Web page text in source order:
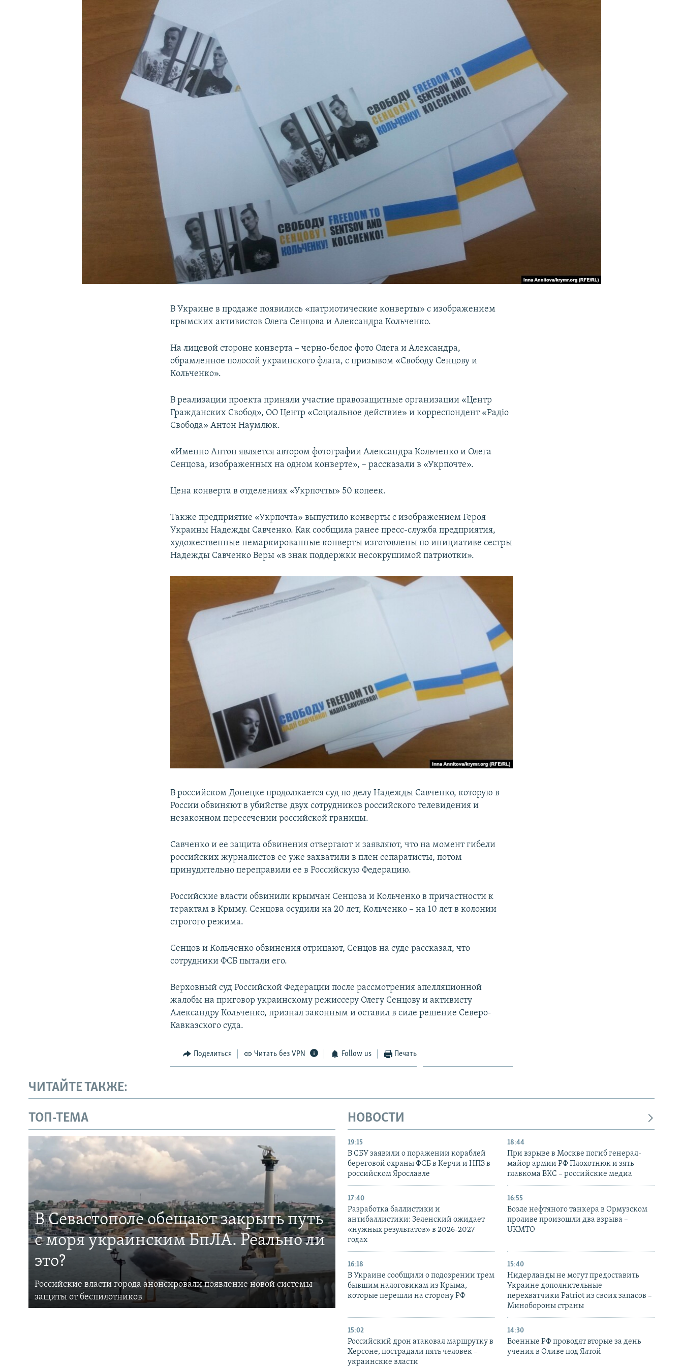
В Украине в продаже появились «патриотические конверты» с изображением
крымских активистов Олега Сенцова и Александра Кольченко.
На лицевой стороне конверта – черно-белое фото Олега и Александра,
обрамленное полосой украинского флага, с призывом «Свободу Сенцову и
Кольченко».
В реализации проекта приняли участие правозащитные организации «Центр
Гражданских Свобод», ОО Центр «Социальное действие» и корреспондент «Радіо
Свобода» Антон Наумлюк.
«Именно Антон является автором фотографии Александра Кольченко и Олега
Сенцова, изображенных на одном конверте», – рассказали в «Укрпочте».
Цена конверта в отделениях «Укрпочты» 50 копеек.
Также предприятие «Укрпочта» выпустило конверты с изображением Героя
Украины Надежды Савченко. Как сообщила ранее пресс-служба предприятия,
художественные немаркированные конверты изготовлены по инициативе сестры
Надежды Савченко Веры «в знак поддержки несокрушимой патриотки».
В российском Донецке продолжается суд по делу Надежды Савченко, которую в
России обвиняют в убийстве двух сотрудников российского телевидения и
незаконном пересечении российской границы.
Савченко и ее защита обвинения отвергают и заявляют, что на момент гибели
российских журналистов ее уже захватили в плен сепаратисты, потом
принудительно переправили ее в Российскую Федерацию.
Российские власти обвинили крымчан Сенцова и Кольченко в причастности к
терактам в Крыму. Сенцова осудили на 20 лет, Кольченко – на 10 лет в колонии
строгого режима.
Сенцов и Кольченко обвинения отрицают, Сенцов на суде рассказал, что
сотрудники ФСБ пытали его.
Верховный суд Российской Федерации после рассмотрения апелляционной
жалобы на приговор украинскому режиссеру Олегу Сенцову и активисту
Александру Кольченко, признал законным и оставил в силе решение Северо-
Кавказского суда.
Поделиться Читать без VPN Follow us Печать
ЧИТАЙТЕ ТАКЖЕ:
ТОП-ТЕМА
В Севастополе обещают закрыть путь
с моря украинским БпЛА. Реально ли
это?
Российские власти города анонсировали появление новой системы
защиты от беспилотников
НОВОСТИ
19:15
В СБУ заявили о поражении кораблей
береговой охраны ФСБ в Керчи и НПЗ в
российском Ярославле
18:44
При взрыве в Москве погиб генерал-
майор армии РФ Плохотнюк и зять
главкома ВКС – российские медиа
17:40
Разработка баллистики и
антибаллистики: Зеленский ожидает
«нужных результатов» в 2026-2027
годах
16:55
Возле нефтяного танкера в Ормузском
проливе произошли два взрыва –
UKMTO
16:18
В Украине сообщили о подозрении трем
бывшим налоговикам из Крыма,
которые перешли на сторону РФ
15:40
Нидерланды не могут предоставить
Украине дополнительные
перехватчики Patriot из своих запасов –
Минобороны страны
15:02
Российский дрон атаковал маршрутку в
Херсоне, пострадали пять человек –
украинские власти
14:30
Военные РФ проводят вторые за день
учения в Оливе под Ялтой